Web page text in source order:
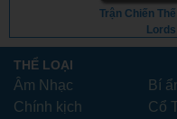
Trận Chiến
THỂ LOẠI
Âm Nhạc Bí
Chính kịch
Cổ